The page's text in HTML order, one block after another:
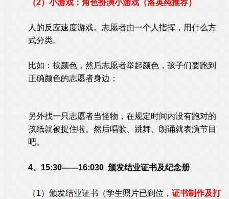
（2）小游戏：角色扮演小游戏（洛英莼推荐）
人的反应速度游戏。志愿者由一个人指挥，用什么方
式分类。
比如：按颜色，然后志愿者举起颜色，孩子们要跑到
正确颜色的志愿者身边；
另外找一只志愿者当怪物，在规定时间内没有跑对的
孩纸就被捉住啦。然后唱歌、跳舞、朗诵就表演节目
吧。
4、15:30——16:030 颁发结业证书及纪念册
（1）颁发结业证书（学生照片已到位， 证书制作及打